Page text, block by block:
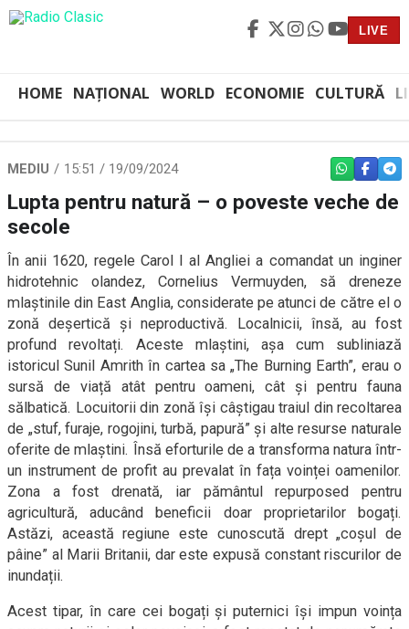
LIVE
HOME NAȚIONAL WORLD ECONOMIE CULTURĂ
MEDIU 15:51 / 19/09/2024 WHATSAPP
Lupta pentru natură – o poveste veche de
secole
În anii 1620, regele Carol I al Angliei a comandat un inginer
hidrotehnic olandez, Cornelius Vermuyden, să dreneze
mlaștinile din East Anglia, considerate pe atunci de către el o
zonă deșertică și neproductivă. Localnicii, însă, au fost
profund revoltați. Aceste mlaștini, așa cum subliniază
istoricul Sunil Amrith în cartea sa „The Burning Earth”, erau o
sursă de viață atât pentru oameni, cât și pentru fauna
sălbatică. Locuitorii din zonă își câștigau traiul din recoltarea
de „stuf, furaje, rogojini, turbă, papură” și alte resurse naturale
oferite de mlaștini. Însă eforturile de a transforma natura într-
un instrument de profit au prevalat în fața voinței oamenilor.
Zona a fost drenată, iar pământul repurposed pentru
agricultură, aducând beneficii doar proprietarilor bogați.
Astăzi, această regiune este cunoscută drept „coșul de
pâine” al Marii Britanii, dar este expusă constant riscurilor de
inundații.
Acest tipar, în care cei bogați și puternici își impun voința